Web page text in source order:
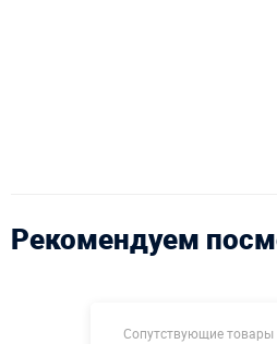
Рекомендуем
Сопутствующие товары